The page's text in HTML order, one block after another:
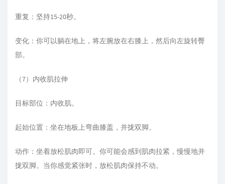
重复：坚持15-20秒。
变化：你可以躺在地上，将左腕放在右膝上，然后向左旋转臀
部。
（7）内收肌拉伸
目标部位：内收肌。
起始位置：坐在地板上弯曲膝盖，并拢双脚。
动作：坐着放松肌肉即可。你可能会感到肌肉拉紧，慢慢地并
拢双脚。当你感觉紧张时，放松肌肉保持不动。